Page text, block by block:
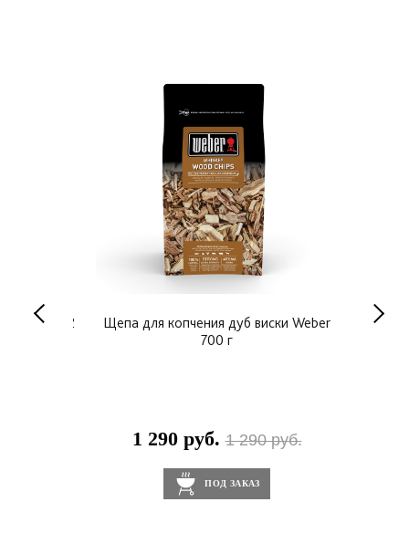
Weber 2
Щепа для копчения дуб виски Weber
700 г
1 290 руб.1 290 руб.
ПОД ЗАКАЗ